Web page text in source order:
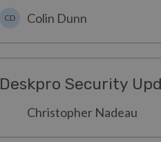
CD Colin Dunn
Deskpro Security
Christopher Nadeau